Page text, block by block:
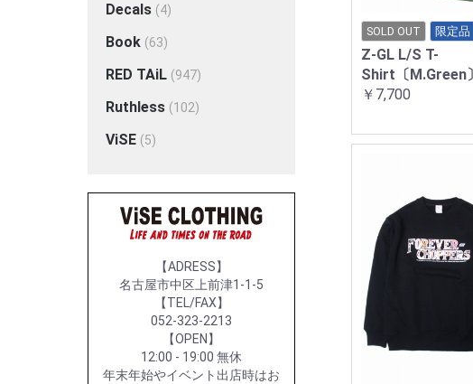
Decals (4)
Book (63)
RED TAiL (947)
Ruthless (102)
ViSE (5)
【ADRESS】
名古屋市中区上前津1-1-5
【TEL/FAX】
052-323-2213
【OPEN】
12:00 - 19:00 無休
年末年始やイベント出店時はお
SOLD OUT 限定品
Z-GL L/S T-
Shirt〔M.Green〕
￥7,700